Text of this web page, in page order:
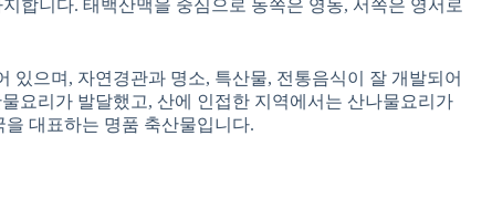
합니다. 태백산맥을 중심으로 동쪽은 영동, 서쪽은 영서로
있으며, 자연경관과 명소, 특산물, 전통음식이 잘 개발되어
요리가 발달했고, 산에 인접한 지역에서는 산나물요리가
대표하는 명품 축산물입니다.